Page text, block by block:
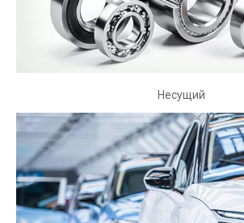
Несущий
шарикоподшипник, ролик
Несущий